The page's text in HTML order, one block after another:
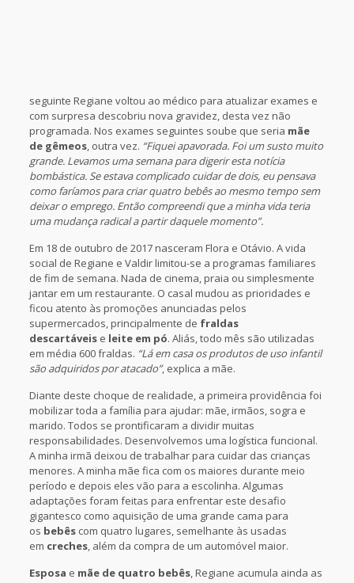
seguinte Regiane voltou ao médico para atualizar exames e
com surpresa descobriu nova gravidez, desta vez não
programada. Nos exames seguintes soube que seria mãe
de gêmeos, outra vez. “Fiquei apavorada. Foi um susto muito
grande. Levamos uma semana para digerir esta notícia
bombástica. Se estava complicado cuidar de dois, eu pensava
como faríamos para criar quatro bebês ao mesmo tempo sem
deixar o emprego. Então compreendi que a minha vida teria
uma mudança radical a partir daquele momento”.
Em 18 de outubro de 2017 nasceram Flora e Otávio. A vida
social de Regiane e Valdir limitou-se a programas familiares
de fim de semana. Nada de cinema, praia ou simplesmente
jantar em um restaurante. O casal mudou as prioridades e
ficou atento às promoções anunciadas pelos
supermercados, principalmente de fraldas
descartáveise leite em pó. Aliás, todo mês são utilizadas
em média 600 fraldas. “Lá em casa os produtos de uso infantil
são adquiridos por atacado”, explica a mãe.
Diante deste choque de realidade, a primeira providência foi
mobilizar toda a família para ajudar: mãe, irmãos, sogra e
marido. Todos se prontificaram a dividir muitas
responsabilidades. Desenvolvemos uma logística funcional.
A minha irmã deixou de trabalhar para cuidar das crianças
menores. A minha mãe fica com os maiores durante meio
período e depois eles vão para a escolinha. Algumas
adaptações foram feitas para enfrentar este desafio
gigantesco como aquisição de uma grande cama para
os bebêscom quatro lugares, semelhante às usadas
em creches, além da compra de um automóvel maior.
Esposa e mãe de quatro bebês, Regiane acumula ainda as